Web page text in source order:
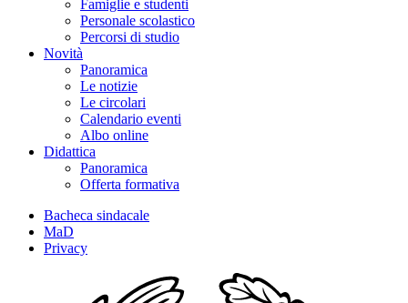
Famiglie e studenti
Personale scolastico
Percorsi di studio
Novità
Panoramica
Le notizie
Le circolari
Calendario eventi
Albo online
Didattica
Panoramica
Offerta formativa
Bacheca sindacale
MaD
Privacy